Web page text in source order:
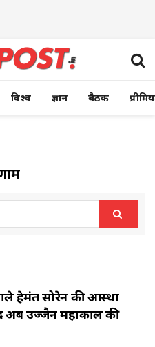
विश्व ज्ञान बैठक
हेमंत सोरेन की आस्था
अब उज्जैन महाकाल की